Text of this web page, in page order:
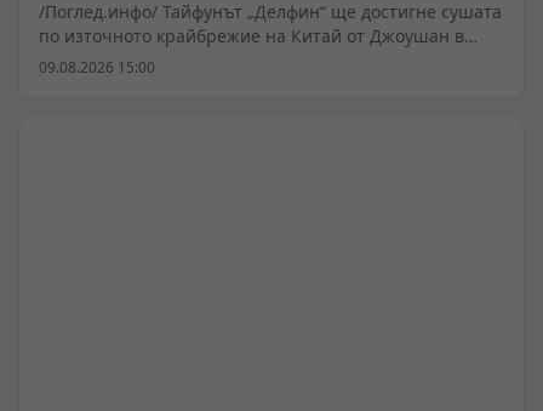
/Поглед.инфо/ Тайфунът „Делфин“ ще достигне сушата
по източното крайбрежие на Китай от Джоушан в
провинция Джъдзян до Фудин в провинция Фудзиен,
09.08.2026 15:00